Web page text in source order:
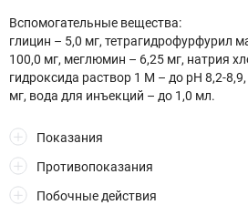
Вспомогательные вещества:
глицин – 5,0 мг, тетрагидрофурфурил
100,0 мг, меглюмин – 6,25 мг, натрия
гидроксида раствор 1 М – до pH 8,2-
мг, вода для инъекций – до 1,0 мл.
Показания
Противопоказания
Побочные действия